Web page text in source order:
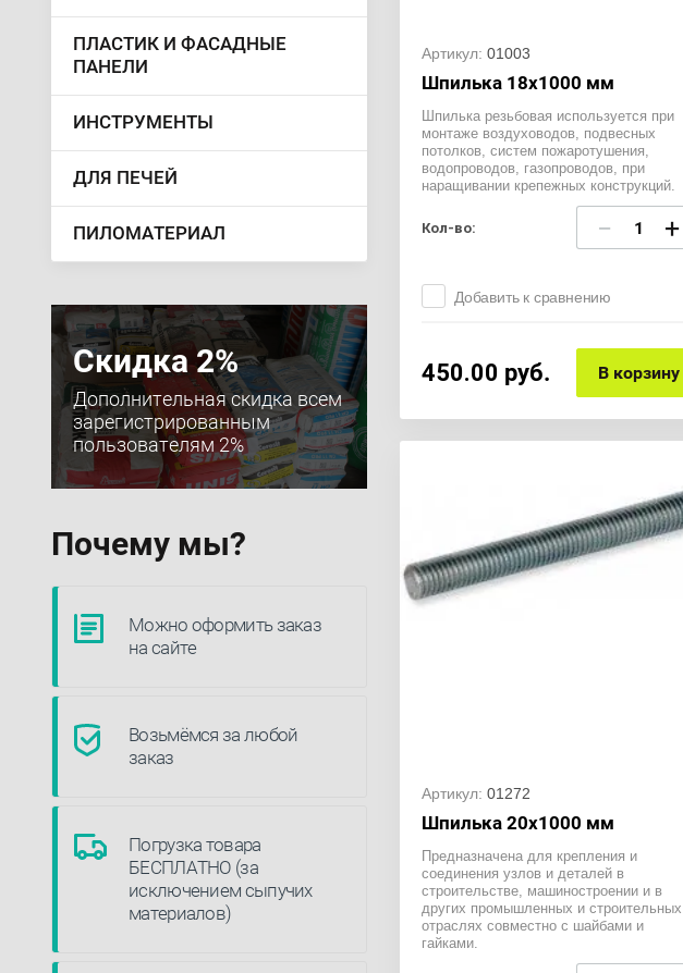
ПЛАСТИК И ФАСАДНЫЕ
ПАНЕЛИ
ИНСТРУМЕНТЫ
ДЛЯ ПЕЧЕЙ
ПИЛОМАТЕРИАЛ
Скидка 2%
Дополнительная скидка всем
зарегистрированным
пользователям 2%
Почему мы?
Можно оформить заказ
на сайте
Возьмёмся за любой
заказ
Погрузка товара
БЕСПЛАТНО (за
исключением сыпучих
материалов)
Артикул: 01003
Шпилька 18х1000 мм
Шпилька резьбовая используется при
монтаже воздуховодов, подвесных
потолков, систем пожаротушения,
водопроводов, газопроводов, при
наращивании крепежных конструкций.
Кол-во: − +
Добавить к сравнению
450.00 руб. В корзину
Артикул: 01272
Шпилька 20х1000 мм
Предназначена для крепления и
соединения узлов и деталей в
строительстве, машиностроении и в
других промышленных и строительных
отраслях совместно с шайбами и
гайками.